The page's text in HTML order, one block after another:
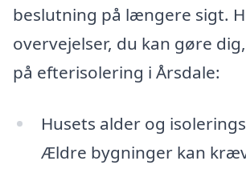
beslutning på længere sigt.
overvejelser, du kan gøre
på efterisolering i Årsdale:
Husets alder og
Ældre bygninger kan